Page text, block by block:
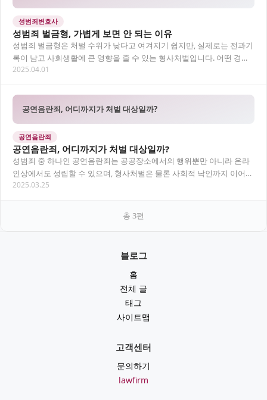
성범죄변호사
성범죄 벌금형, 가볍게 보면 안 되는 이유
성범죄 벌금형은 처벌 수위가 낮다고 여겨지기 쉽지만, 실제로는 전과기
록이 남고 사회생활에 큰 영향을 줄 수 있는 형사처벌입니다. 어떤 경우
벌금형이 선고되는지, 어떤 불이익이 따르…
2025.04.01
공연음란죄, 어디까지가 처벌 대상일까?
공연음란죄
공연음란죄, 어디까지가 처벌 대상일까?
성범죄 중 하나인 공연음란죄는 공공장소에서의 행위뿐만 아니라 온라
인상에서도 성립할 수 있으며, 형사처벌은 물론 사회적 낙인까지 이어질
수 있습니다. 이 글에서는 공연음란죄의 정의부…
2025.03.25
총 3편
블로그
홈
전체 글
태그
사이트맵
고객센터
문의하기
lawfirm